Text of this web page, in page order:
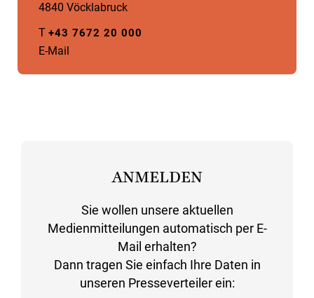
4840 Vöcklabruck
T +43 7672 20 000
E-Mail
ANMELDEN
Sie wollen unsere aktuellen
Medienmitteilungen automatisch per E-
Mail erhalten?
Dann tragen Sie einfach Ihre Daten in
unseren Presseverteiler ein: